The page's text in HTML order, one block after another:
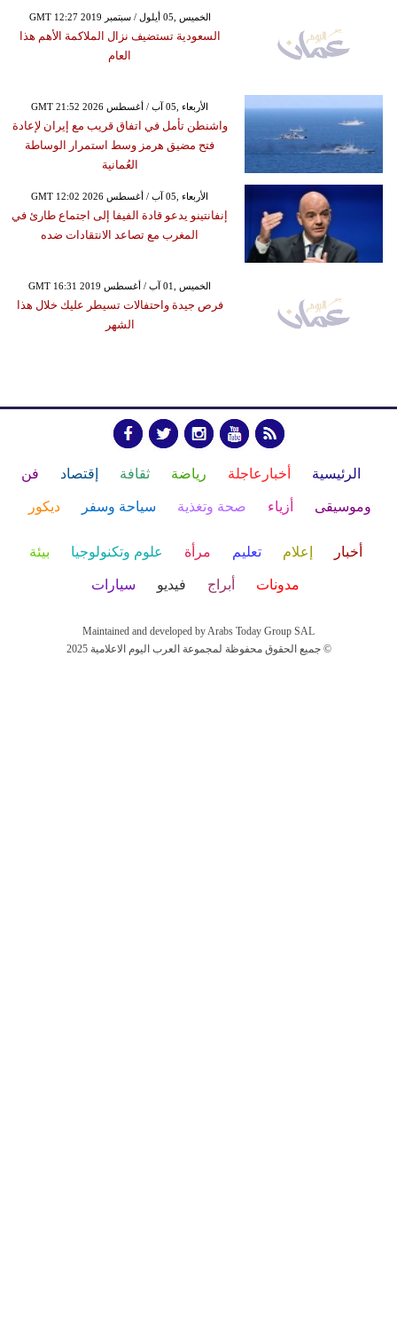
GMT 12:27 2019 الخميس ,05 أيلول / سبتمبر
السعودية تستضيف نزال الملاكمة الأهم هذا
العام
GMT 21:52 2026 الأربعاء ,05 آب / أغسطس
واشنطن تأمل في اتفاق قريب مع إيران لإعادة
فتح مضيق هرمز وسط استمرار الوساطة
العُمانية
GMT 12:02 2026 الأربعاء ,05 آب / أغسطس
إنفانتينو يدعو قادة الفيفا إلى اجتماع طارئ في
المغرب مع تصاعد الانتقادات ضده
GMT 16:31 2019 الخميس ,01 آب / أغسطس
فرص جيدة واحتفالات تسيطر عليك خلال هذا
الشهر
الرئيسية أخبارعاجلة رياضة ثقافة إقتصاد فن
وموسيقى أزياء صحة وتغذية سياحة وسفر ديكور
أخبار إعلام تعليم مرأة علوم وتكنولوجيا بيئة
مدونات أبراج فيديو سيارات
Maintained and developed by Arabs Today Group SAL
جميع الحقوق محفوظة لمجموعة العرب اليوم الاعلامية 2025 ©